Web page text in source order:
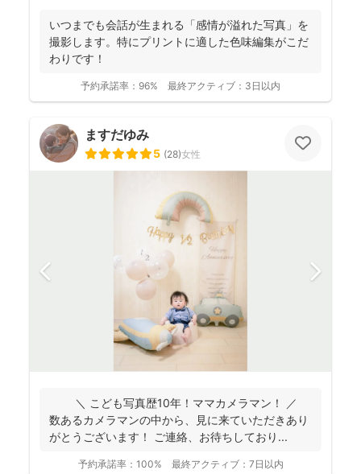
いつまでも会話が生まれる「感情が溢れた写真」を
撮影します。特にプリントに適した色味編集がこだ
わりです！
予約承諾率： 96% 最終アクティブ： 3日以内
ますだゆみ
5 (28)女性
＼ こども写真歴10年！ママカメラマン！ ／
数あるカメラマンの中から、見に来ていただきあり
がとうございます！ ご連絡、お待ちしており...
予約承諾率： 100% 最終アクティブ： 7日以内